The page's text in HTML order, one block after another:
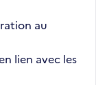
au
lien avec les